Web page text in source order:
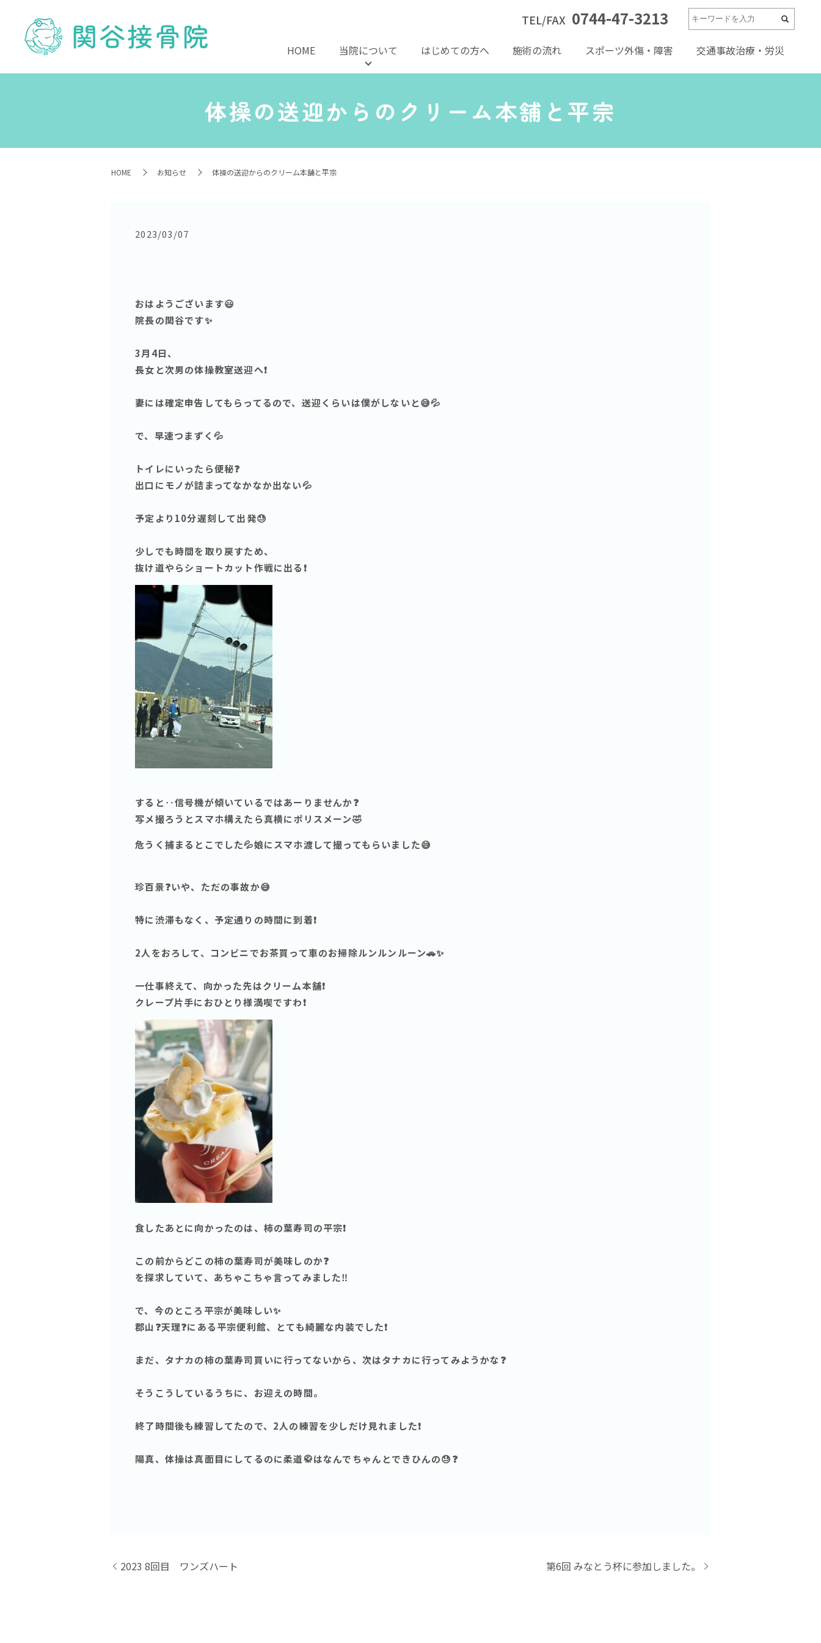
TEL/FAX 0744-47-3213
HOME 当院について はじめての方へ 施術の流れ スポーツ外傷・障害 交通事故治療・労災
体操の送迎からのクリーム本舗と平宗
HOME お知らせ 体操の送迎からのクリーム本舗と平宗
2023/03/07
おはようございます😃
院長の関谷です✨
3月4日、
長女と次男の体操教室送迎へ❗️
妻には確定申告してもらってるので、送迎くらいは僕がしないと😅💦
で、早速つまずく💦
トイレにいったら便秘❓
出口にモノが詰まってなかなか出ない💦
予定より10分遅刻して出発😓
少しでも時間を取り戻すため、
抜け道やらショートカット作戦に出る❗️
すると‥信号機が傾いているではあーりませんか❓
写メ撮ろうとスマホ構えたら真横にポリスメーン🤣
危うく捕まるとこでした💦娘にスマホ渡して撮ってもらいました😅
珍百景❓いや、ただの事故か😅
特に渋滞もなく、予定通りの時間に到着❗️
2人をおろして、コンビニでお茶買って車のお掃除ルンルンルーン🚗✨
一仕事終えて、向かった先はクリーム本舗❗️
クレープ片手におひとり様満喫ですわ❗️
食したあとに向かったのは、柿の葉寿司の平宗❗️
この前からどこの柿の葉寿司が美味しのか❓
を探求していて、あちゃこちゃ言ってみました‼️
で、今のところ平宗が美味しい✨
郡山❓天理❓にある平宗便利館、とても綺麗な内装でした❗️
まだ、タナカの柿の葉寿司買いに行ってないから、次はタナカに行ってみようかな❓
そうこうしているうちに、お迎えの時間。
終了時間後も練習してたので、2人の練習を少しだけ見れました❗️
陽真、体操は真面目にしてるのに柔道🥋はなんでちゃんとできひんの😓❓
2023 8回目 ワンズハート 第6回 みなとう杯に参加しました。